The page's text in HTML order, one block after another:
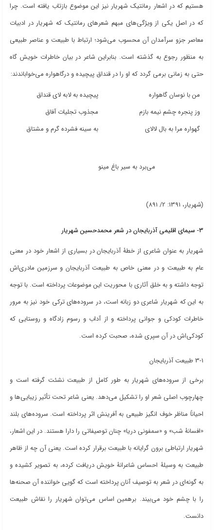
هستیم که در اشعار رمانتیک شهریار نیز این موضوع بازتاب یافته است. چرا
که در اصل یکی از ویژگی‌های مبهم شعرهای رمانتیک که شهریار در ادبیات
معاصر جزو سرآمدان آن محسوب می‌شود؛ ارتباط با طبیعت و عناصر طبیعی
به منظور رجوع به گذشته است. بنابراین شاعر در بیان خاطرات خویش گاه
حتی به زمانی برمی گردد که او را در قنداق پیچیده و درگاهواره می‌خواباندند:
من با نوسان گاهواره
وز پنجره چشم نیمه بازم
گهواره مرا به بال لالای
پیچیده به لابه لای قنداق
مجذوب تجلیات آفاق
به سینه فشرده گرم و مشتاق
می‌برد به سیر باغ مینو
(شهریار، 1391: 2/ 891)
3- سیمای اقلیمی آذربایجان در شعر محمدحسین شهریار
شهریار به عنوان شاعری از خطۀ آذربایجان در بسیاری از اشعار خود در معنی
عام به طبیعت و در معنی خاص به طبیعت آذربایجان و سرزمین مادری‌اش
توجه داشته و به خلق آثاری با محوریت این موضوعات پرداخته است. با توجه
به این که شهریار شاعری دو زبانه است، در سروده‌های ترکی خود نیز به مرور
خاطرات کودکی و جوانی پرداخته و از آداب و رسوم زادگاه و روستایی که
کودکی‌اش در آن سپری شده، صحبت کرده است.
3-1 طبیعت آذربایجان
برخی از سروده‌های شهریار به طور کامل از طبیعت نشئت گرفته است و
چهارچوب اصلی شعر او را تشکیل می‌دهد. یعنی شاعر تحت تأثیر زیبایی‌ها و
احیاناً مناظر خوف انگیز طبیعی به آفرینش اثر پرداخته است. سروده‌های بلند
«افسانۀ شب» و «سمفونی دریا» چنان توصیفاتی را دارا هستند. در این اشعار،
شهریار ارتباطی برون گرایانه با طبیعت برقرار کرده است. یعنی آن چه از ظاهر
طبیعت به وسیلۀ احساس شاعرانۀ خویش دریافت کرده، به تصویر کشیده و
به گونه‌ای در شعر به توصیف آنان پرداخته است که گویی خواننده آن صحنه‌ها
را با چشم خود می‌بیند. برهمین اساس می‌توان شهریار را نقاش طبیعت
دانست.